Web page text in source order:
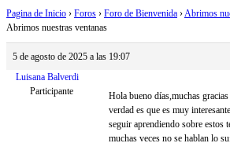
Pagina de Inicio › Foros › Foro de Bienvenida ›Abrimos
Abrimos nuestras ventanas
5 de agosto de 2025 a las 19:07
Luisana Balverdi
Participante
Hola bueno días,muchas
verdad es que es muy
seguir aprendiendo sobre estos
muchas veces no se hablan lo